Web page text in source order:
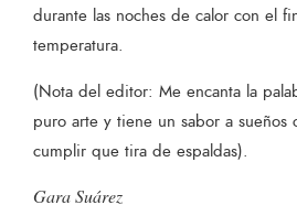
durante las noches de calor con el
temperatura.
(Nota del editor: Me encanta la
puro arte y tiene un sabor a sueños
cumplir que tira de espaldas).
Gara Suárez